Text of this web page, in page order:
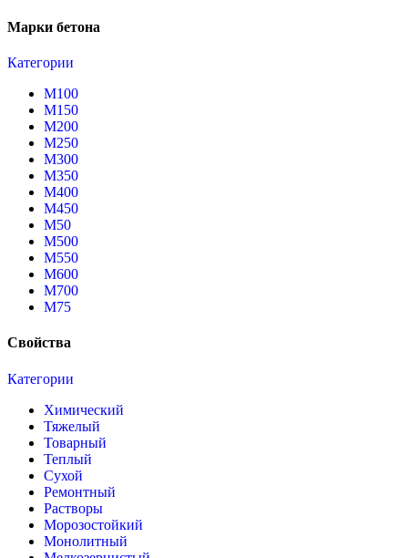
Марки бетона
Категории
М100
М150
М200
М250
М300
М350
М400
М450
М50
М500
М550
М600
М700
М75
Свойства
Категории
Химический
Тяжелый
Товарный
Теплый
Сухой
Ремонтный
Растворы
Морозостойкий
Монолитный